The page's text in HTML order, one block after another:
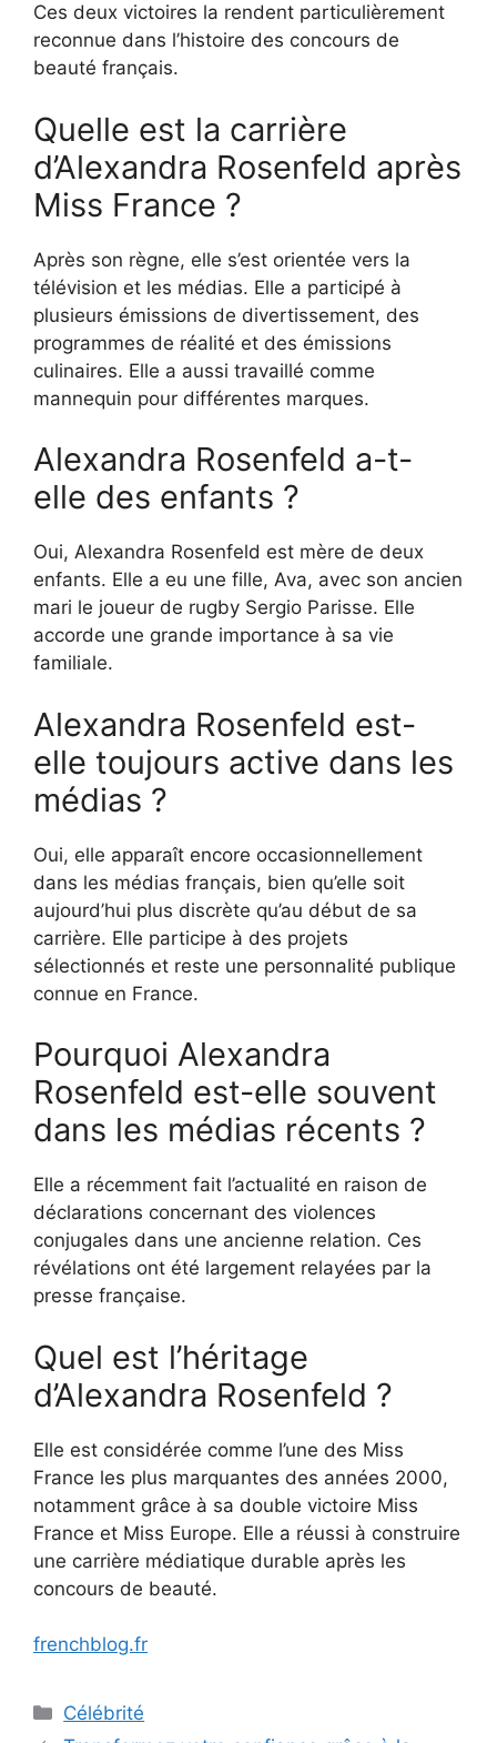
Ces deux victoires la rendent particulièrement
reconnue dans l’histoire des concours de
beauté français.
Quelle est la carrière
d’Alexandra Rosenfeld après
Miss France ?
Après son règne, elle s’est orientée vers la
télévision et les médias. Elle a participé à
plusieurs émissions de divertissement, des
programmes de réalité et des émissions
culinaires. Elle a aussi travaillé comme
mannequin pour différentes marques.
Alexandra Rosenfeld a-t-
elle des enfants ?
Oui, Alexandra Rosenfeld est mère de deux
enfants. Elle a eu une fille, Ava, avec son ancien
mari le joueur de rugby Sergio Parisse. Elle
accorde une grande importance à sa vie
familiale.
Alexandra Rosenfeld est-
elle toujours active dans les
médias ?
Oui, elle apparaît encore occasionnellement
dans les médias français, bien qu’elle soit
aujourd’hui plus discrète qu’au début de sa
carrière. Elle participe à des projets
sélectionnés et reste une personnalité publique
connue en France.
Pourquoi Alexandra
Rosenfeld est-elle souvent
dans les médias récents ?
Elle a récemment fait l’actualité en raison de
déclarations concernant des violences
conjugales dans une ancienne relation. Ces
révélations ont été largement relayées par la
presse française.
Quel est l’héritage
d’Alexandra Rosenfeld ?
Elle est considérée comme l’une des Miss
France les plus marquantes des années 2000,
notamment grâce à sa double victoire Miss
France et Miss Europe. Elle a réussi à construire
une carrière médiatique durable après les
concours de beauté.
frenchblog.fr
Categories
Célébrité